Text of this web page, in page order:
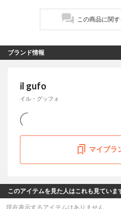
この商品に関
ブランド情報
il gufo
イル・グッフォ
マイブラ
このアイテムを見た人はこれも見ていま
現在表示するアイテムはありません。